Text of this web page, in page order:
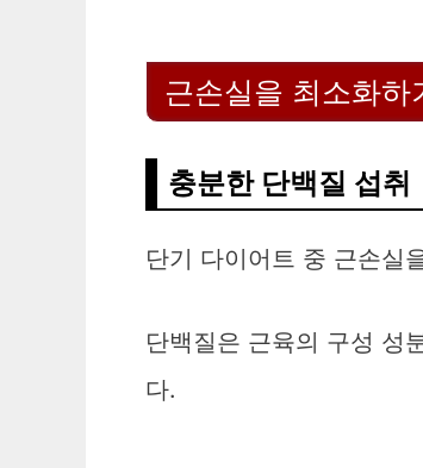
근손실을 최소화하
충분한 단백질 섭취
단기 다이어트 중 근손실
단백질은 근육의 구성 성
다.